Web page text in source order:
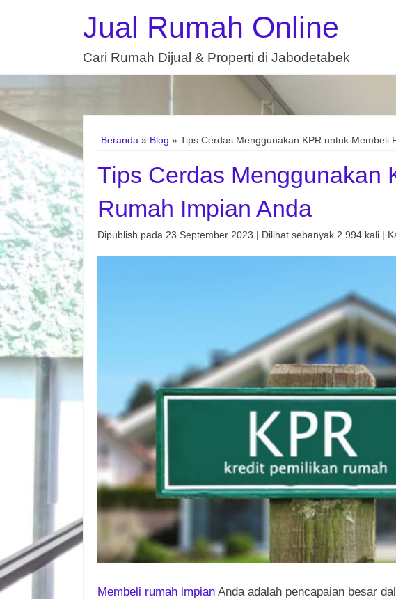
Jual Rumah Online
Cari Rumah Dijual & Properti di Jabodetabek
Beranda » Blog » Tips Cerdas Menggunakan KPR untuk Membeli
Tips Cerdas Menggunakan
Rumah Impian Anda
Dipublish pada 23 September 2023 | Dilihat sebanyak 2.994 kali |
Membeli rumah impian Anda adalah pencapaian besar